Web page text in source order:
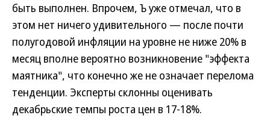
быть выполнен. Впрочем, Ъ уже отмечал, что в
этом нет ничего удивительного — после почти
полугодовой инфляции на уровне не ниже 20% в
месяц вполне вероятно возникновение "эффекта
маятника", что конечно же не означает перелома
тенденции. Эксперты склонны оценивать
декабрьские темпы роста цен в 17-18%.